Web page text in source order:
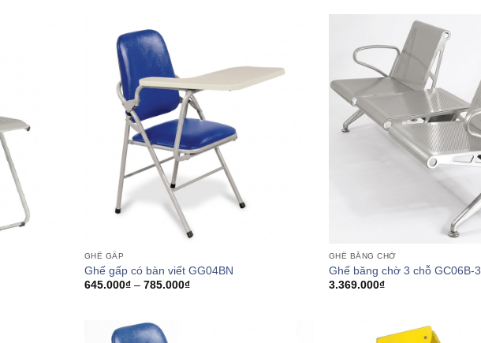
GHẾ GẤP
Ghế gấp có bàn viết GG04BN
645.000₫ – 785.000₫Khoảng
GHẾ BĂNG CHỜ
Ghế băng chờ 3 chỗ GC06B-3
3.369.000₫